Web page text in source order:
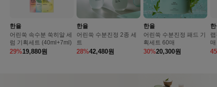
한율
어린쑥 속수분 쑥히알 세
럼 기획세트 (40ml+7ml)
29%19,880원
한율
어린쑥 수분진정 2종 세
트
28%42,480원
한율
어린쑥 수분진정 패드 기
획세트 60매
30%20,300원